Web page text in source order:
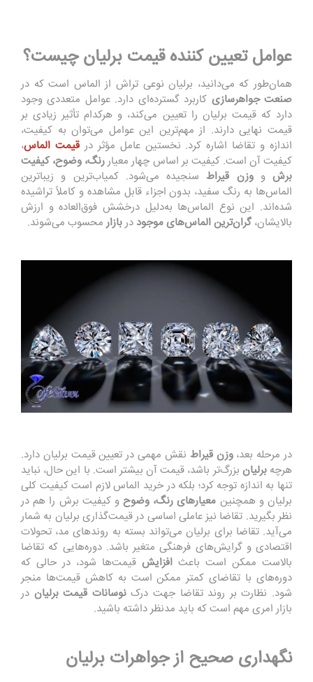
عوامل تعیین کننده قیمت برلیان چیست؟
همانطور که میدانید، برلیان نوعی تراش از الماس است که در
صنعت جواهرسازی کاربردگسترده‌ای دارد. عوامل متعددی وجود
دارد کهقیمت برلیان راتعیین می‌کند، و هرکدام تأثیر زیادی بر
قیمت نهایی دارند. از مهم‌ترین اینعوامل میتوان به کیفیت،
اندازه و تقاضا اشاره کرد. نخستین عامل مؤثر درقیمت الماس،
کیفیتآن است. کیفیت بر اساس چهار معیاررنگ، وضوح، کیفیت
برش ووزن قیراط سنجیده میشود. کمیاب‌ترین و زیباترین
الماس‌ها به رنگ سفید، بدون اجزاء قابل مشاهده و کاملاً تراشیده
شده‌اند. این نوع الماس‌ها به‌دلیل درخشش فوق‌العاده و ارزش
بالایشان، گران‌ترین الماس‌های موجوددربازار محسوب می‌شوند.
در مرحله بعد،وزن قیراط نقش مهمی در تعیینقیمت برلیان دارد.
هرچهبرلیان بزرگتر باشد، قیمتآن بیشتر است. با این حال، نباید
تنها به اندازه توجهکرد؛ بلکه در خرید الماس لازم است کیفیت کلی
برلیان و همچنین معیارهای رنگ، وضوح وکیفیت برش را هم در
نظر بگیرید. تقاضا نیز عاملی اساسی درقیمتگذاری برلیان به شمار
می‌آید. تقاضا برای برلیان می‌تواند بسته به روندهای مد، تحولات
اقتصادیوگرایش‌های فرهنگی متغیر باشد. دوره‌هایی که تقاضا
بالاست ممکن است باعث افزایش قیمت‌ها شود، در حالی که
دوره‌های با تقاضای کمتر ممکن است بهکاهش قیمت‌ها منجر
شود. نظارت بر روندتقاضا جهتدرک نوسانات قیمت برلیان در
بازار امری مهم است که باید مدنظر داشته باشید.
نگهداری صحیح از جواهرات برلیان